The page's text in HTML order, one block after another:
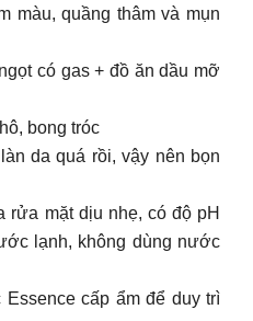
màu, quầng thâm và mụn
có gas + đồ ăn dầu mỡ
bong tróc
da quá rồi, vậy nên bọn
rửa mặt dịu nhẹ, có độ pH
lạnh, không dùng nước
cấp ẩm để duy trì